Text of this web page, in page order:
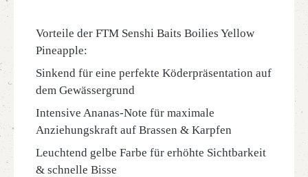
Vorteile der FTM Senshi Baits Boilies Yellow
Pineapple:
Sinkend für eine perfekte Köderpräsentation auf
dem Gewässergrund
Intensive Ananas-Note für maximale
Anziehungskraft auf Brassen & Karpfen
Leuchtend gelbe Farbe für erhöhte Sichtbarkeit
& schnelle Bisse